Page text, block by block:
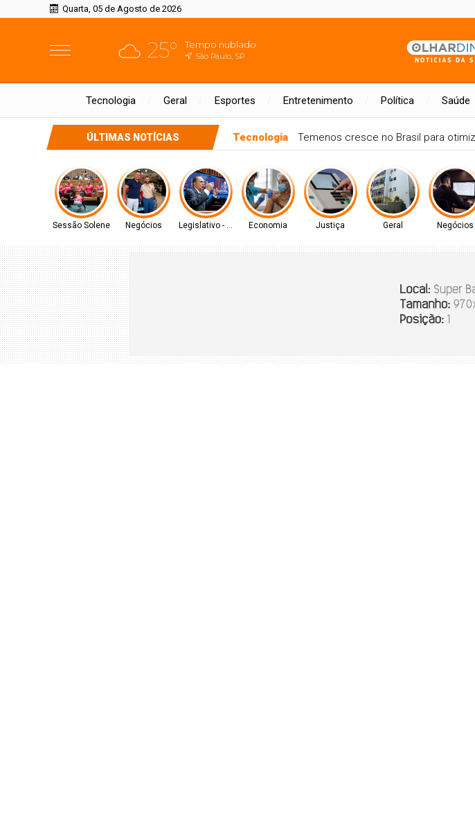
Quarta, 05 de Agosto de 2026
25° Tempo nublado
São Paulo, SP
Tecnologia Geral Esportes Entretenimento Política Saúde
ÚLTIMAS NOTÍCIAS São Paulo Crianças do 1º ao 5º ano do Ensino
Sessão Solene Negócios Legislativo - MS Economia Justiça Geral Negócios